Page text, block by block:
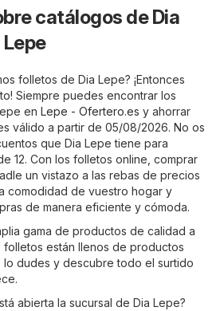
catálogos de Dia
folletos de Dia Lepe? ¡Entonces
Siempre puedes encontrar los
en Lepe - Ofertero.es y ahorrar
válido a partir de 05/08/2026. No os
que Dia Lepe tiene para
12. Con los folletos online, comprar
un vistazo a las rebas de precios
comodidad de vuestro hogar y
de manera eficiente y cómoda.
gama de productos de calidad a
están llenos de productos
lo dudes y descubre todo el surtido
abierta la sucursal de Dia Lepe?